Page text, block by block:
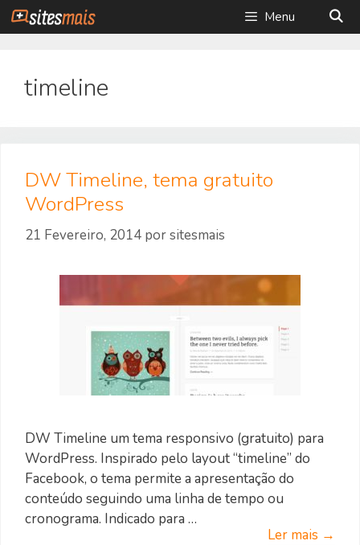
Saltar
para
Menu
timeline
DW Timeline, tema gratuito
WordPress
21 Fevereiro, 2014 porsitesmais
DW Timeline um tema responsivo (gratuito) para
WordPress. Inspirado pelo layout “timeline” do
Facebook, o tema permite a apresentação do
conteúdo seguindo uma linha de tempo ou
cronograma. Indicado para …
Ler mais →